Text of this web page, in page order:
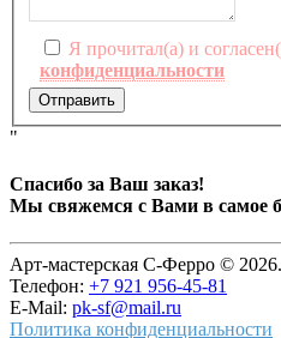
Я прочитал(а) и
конфиденциальности
Отправить
"
Спасибо за Ваш заказ!
Мы свяжемся с Вами в самое
Арт-мастерская С-Ферро © 2026.
Телефон: +7 921 956-45-81
E-Mail: pk-sf@mail.ru
Политика конфиденциальности